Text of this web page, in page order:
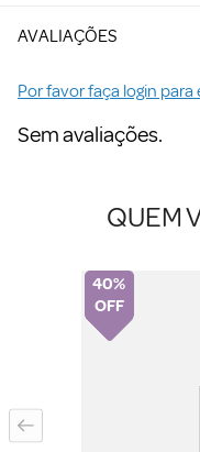
AVALIAÇÕES
Por favor faça login
Sem avaliações.
QUEM
40%